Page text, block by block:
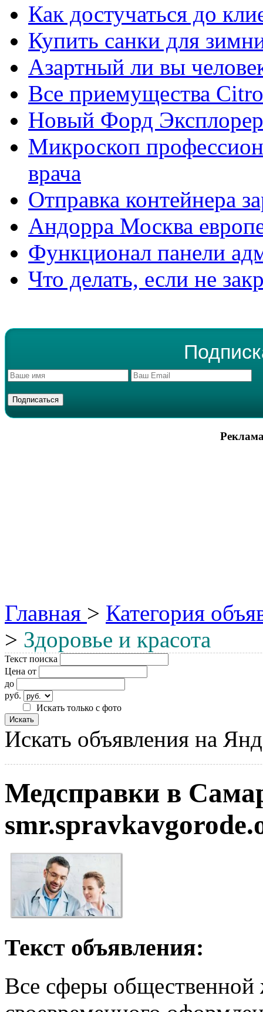
Как достучаться до
Купить санки для
Азартный ли вы
Все приемущества
Новый Форд
Микроскоп
врача
Отправка контейнера
Андорра Москва
Функционал панели
Что делать, если не
Главная > Категория
> Здоровье и красота
Текст поиска
Цена от
до
руб.
Искать только с фото
Искать объявления на
Медсправки в
Текст объявления:
Все сферы общественной